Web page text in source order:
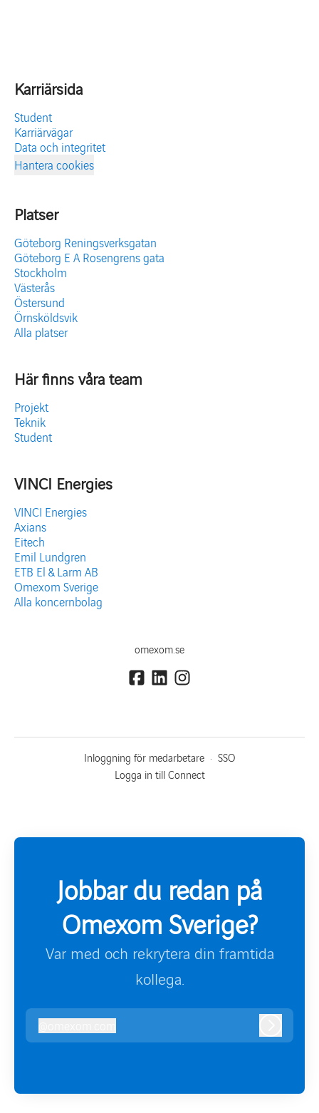
Karriärsida
Student
Karriärvägar
Data och integritet
Hantera cookies
Platser
Göteborg Reningsverksgatan
Göteborg E A Rosengrens gata
Stockholm
Västerås
Östersund
Örnsköldsvik
Alla platser
Här finns våra team
Projekt
Teknik
Student
VINCI Energies
VINCI Energies
Axians
Eitech
Emil Lundgren
ETB El & Larm AB
Omexom Sverige
Alla koncernbolag
omexom.se
Inloggning för medarbetare · SSO
Logga in till Connect
Jobbar du redan på
Omexom Sverige?
Var med och rekrytera din framtida
kollega.
omexom.com